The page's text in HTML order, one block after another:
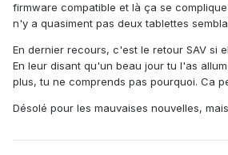
firmware compatible et là ça se
n'y a quasiment pas deux tablettes
En dernier recours, c'est le retour SAV si
En leur disant qu'un beau jour tu l'as
plus, tu ne comprends pas pourquoi. Ca
Désolé pour les mauvaises nouvelles,